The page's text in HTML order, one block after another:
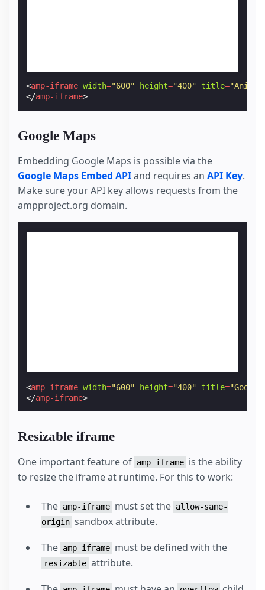
<amp-iframe width="600" height="400" title=
</amp-iframe>
Google Maps
Embedding Google Maps is possible via the
Google Maps Embed APIand requires an API Key.
Make sure your API key allows requests from the
ampproject.org domain.
<amp-iframe width="600" height="400" title=
</amp-iframe>
Resizable iframe
One important feature of amp-iframe is the ability
to resize the iframe at runtime. For this to work:
The amp-iframe must set the allow-same-
origin sandbox attribute.
The amp-iframe must be defined with the
resizable attribute.